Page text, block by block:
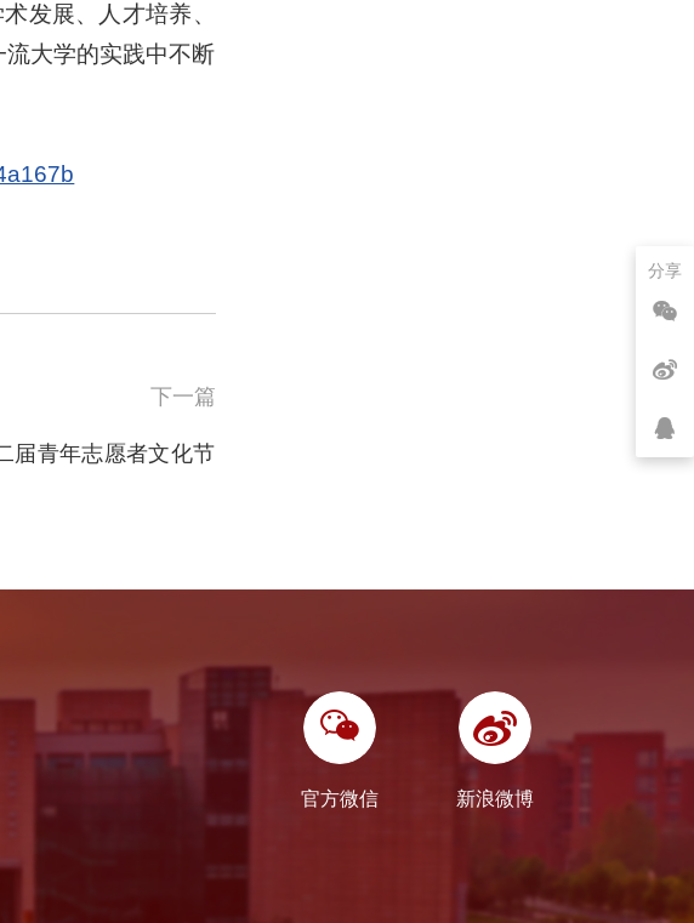
发展、人才培养、
流大学的实践中不断
下一篇
届青年志愿者文化节
官方微信 新浪微博
分享